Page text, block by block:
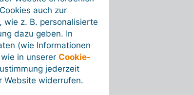
auch zur
wie z. B. personalisierte
dazu geben. In
(wie Informationen
wie in unsererCookie-
jederzeit
Website widerrufen.